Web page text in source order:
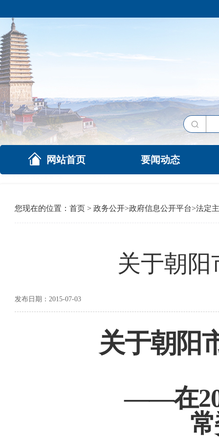
网站首页 要闻动态
您现在的位置： 首页 > 政务公开>政府信息公开平台>法定
关于朝阳
发布日期：2015-07-03
关于朝阳
——在